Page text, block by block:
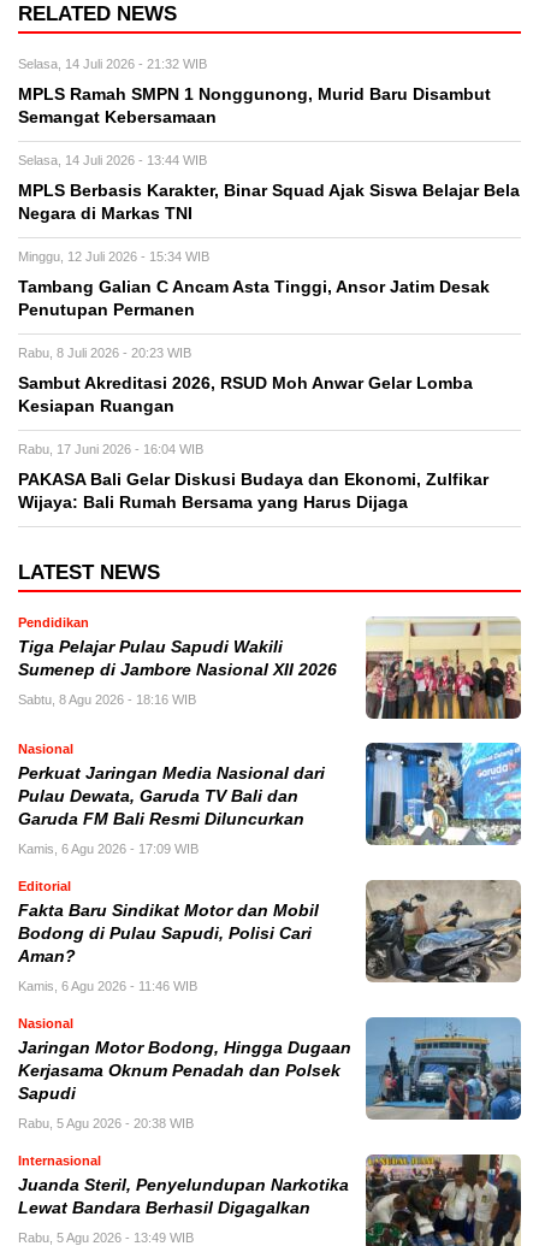
RELATED NEWS
Selasa, 14 Juli 2026 - 21:32 WIB
MPLS Ramah SMPN 1 Nonggunong, Murid Baru Disambut
Semangat Kebersamaan
Selasa, 14 Juli 2026 - 13:44 WIB
MPLS Berbasis Karakter, Binar Squad Ajak Siswa Belajar Bela
Negara di Markas TNI
Minggu, 12 Juli 2026 - 15:34 WIB
Tambang Galian C Ancam Asta Tinggi, Ansor Jatim Desak
Penutupan Permanen
Rabu, 8 Juli 2026 - 20:23 WIB
Sambut Akreditasi 2026, RSUD Moh Anwar Gelar Lomba
Kesiapan Ruangan
Rabu, 17 Juni 2026 - 16:04 WIB
PAKASA Bali Gelar Diskusi Budaya dan Ekonomi, Zulfikar
Wijaya: Bali Rumah Bersama yang Harus Dijaga
LATEST NEWS
Pendidikan
Tiga Pelajar Pulau Sapudi Wakili
Sumenep di Jambore Nasional XII 2026
Sabtu, 8 Agu 2026 - 18:16 WIB
Nasional
Perkuat Jaringan Media Nasional dari
Pulau Dewata, Garuda TV Bali dan
Garuda FM Bali Resmi Diluncurkan
Kamis, 6 Agu 2026 - 17:09 WIB
Editorial
Fakta Baru Sindikat Motor dan Mobil
Bodong di Pulau Sapudi, Polisi Cari
Aman?
Kamis, 6 Agu 2026 - 11:46 WIB
Nasional
Jaringan Motor Bodong, Hingga Dugaan
Kerjasama Oknum Penadah dan Polsek
Sapudi
Rabu, 5 Agu 2026 - 20:38 WIB
Internasional
Juanda Steril, Penyelundupan Narkotika
Lewat Bandara Berhasil Digagalkan
Rabu, 5 Agu 2026 - 13:49 WIB